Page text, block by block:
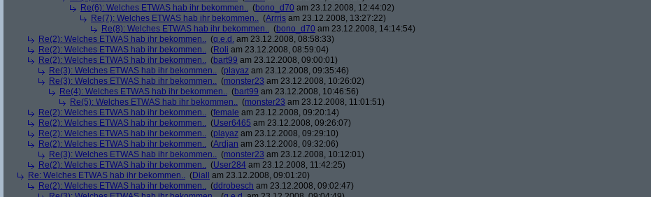
Re(6): Welches ETWAS hab ihr bekommen.. (bono_d70 am 23.12.2008, 12:44:02)
Re(7): Welches ETWAS hab ihr bekommen.. (Arrris am 23.12.2008, 13:27:22)
Re(8): Welches ETWAS hab ihr bekommen.. (bono_d70 am 23.12.2008, 14:14:54)
Re(2): Welches ETWAS hab ihr bekommen.. (q.e.d. am 23.12.2008, 08:58:33)
Re(2): Welches ETWAS hab ihr bekommen.. (Roli am 23.12.2008, 08:59:04)
Re(2): Welches ETWAS hab ihr bekommen.. (bart99 am 23.12.2008, 09:00:01)
Re(3): Welches ETWAS hab ihr bekommen.. (playaz am 23.12.2008, 09:35:46)
Re(3): Welches ETWAS hab ihr bekommen.. (monster23 am 23.12.2008, 10:26:02)
Re(4): Welches ETWAS hab ihr bekommen.. (bart99 am 23.12.2008, 10:46:56)
Re(5): Welches ETWAS hab ihr bekommen.. (monster23 am 23.12.2008, 11:01:51)
Re(2): Welches ETWAS hab ihr bekommen.. (female am 23.12.2008, 09:20:14)
Re(2): Welches ETWAS hab ihr bekommen.. (User6465 am 23.12.2008, 09:26:07)
Re(2): Welches ETWAS hab ihr bekommen.. (playaz am 23.12.2008, 09:29:10)
Re(2): Welches ETWAS hab ihr bekommen.. (Ardjan am 23.12.2008, 09:32:06)
Re(3): Welches ETWAS hab ihr bekommen.. (monster23 am 23.12.2008, 10:12:01)
Re(2): Welches ETWAS hab ihr bekommen.. (User284 am 23.12.2008, 11:42:25)
Re: Welches ETWAS hab ihr bekommen.. (Diall
am 23.12.2008, 09:01:20)
Re(2): Welches ETWAS hab ihr bekommen.. (ddrobesch am 23.12.2008, 09:02:47)